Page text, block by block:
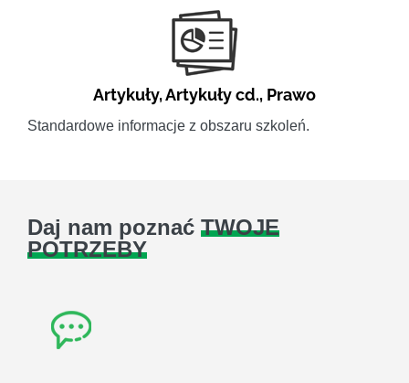
Artykuły,Artykuły cd., Prawo
Standardowe informacje z obszaru szkoleń.
Daj nam poznać TWOJE
POTRZEBY